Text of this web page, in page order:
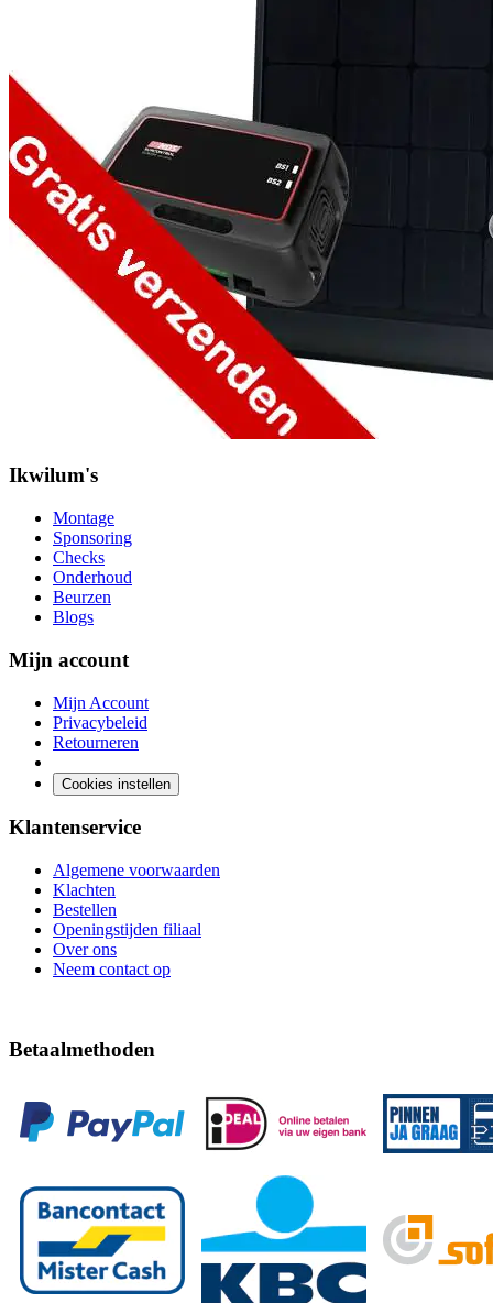
Ikwilum's
Montage
Sponsoring
Checks
Onderhoud
Beurzen
Blogs
Mijn account
Mijn Account
Privacybeleid
Retourneren
Cookies instellen
Klantenservice
Algemene voorwaarden
Klachten
Bestellen
Openingstijden filiaal
Over ons
Neem contact op
Betaalmethoden